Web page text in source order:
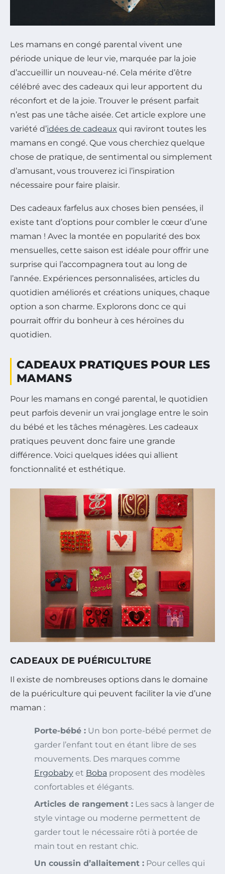
Les mamans en congé parental vivent une
période unique de leur vie, marquée par la joie
d’accueillir un nouveau-né. Cela mérite d’être
célébré avec des cadeaux qui leur apportent du
réconfort et de la joie. Trouver le présent parfait
n’est pas une tâche aisée. Cet article explore une
variété d’idées de cadeaux qui raviront toutes les
mamans en congé. Que vous cherchiez quelque
chose de pratique, de sentimental ou simplement
d’amusant, vous trouverez ici l’inspiration
nécessaire pour faire plaisir.
Des cadeaux farfelus aux choses bien pensées, il
existe tant d’options pour combler le cœur d’une
maman ! Avec la montée en popularité des box
mensuelles, cette saison est idéale pour offrir une
surprise qui l’accompagnera tout au long de
l’année. Expériences personnalisées, articles du
quotidien améliorés et créations uniques, chaque
option a son charme. Explorons donc ce qui
pourrait offrir du bonheur à ces héroïnes du
quotidien.
CADEAUX PRATIQUES POUR LES
MAMANS
Pour les mamans en congé parental, le quotidien
peut parfois devenir un vrai jonglage entre le soin
du bébé et les tâches ménagères. Les cadeaux
pratiques peuvent donc faire une grande
différence. Voici quelques idées qui allient
fonctionnalité et esthétique.
CADEAUX DE PUÉRICULTURE
Il existe de nombreuses options dans le domaine
de la puériculture qui peuvent faciliter la vie d’une
maman :
Porte-bébé : Un bon porte-bébé permet de
garder l’enfant tout en étant libre de ses
mouvements. Des marques comme
Ergobaby et Boba proposent des modèles
confortables et élégants.
Articles de rangement : Les sacs à langer de
style vintage ou moderne permettent de
garder tout le nécessaire rôti à portée de
main tout en restant chic.
Un coussin d’allaitement : Pour celles qui